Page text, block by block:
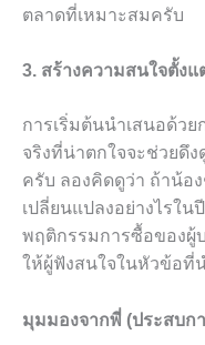
ตลาดที่เหมาะสมครับ
3. สร้างความสนใจตั้งแ
การเริ่มต้นนำเสนอด้ว
จริงที่น่าตกใจจะช่วยดึ
ครับ ลองคิดดูว่า ถ้าน้อ
เปลี่ยนแปลงอย่างไรใ
พฤติกรรมการซื้อของผู้
ให้ผู้ฟังสนใจในหัวข้อที่
มุมมองจากพี่ (ประสบก